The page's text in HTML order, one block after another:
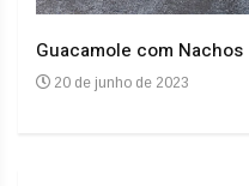
Guacamole com Nachos
20 de junho de 2023